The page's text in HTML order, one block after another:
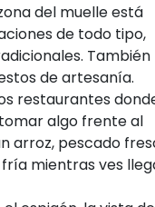
del muelle está
de todo tipo,
También
de artesanía.
restaurantes
algo frente al
arroz, pescado
mientras ves